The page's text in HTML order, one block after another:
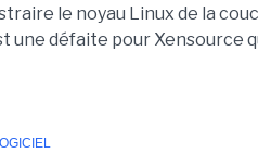
le noyau Linux de la
une défaite pour Xensource